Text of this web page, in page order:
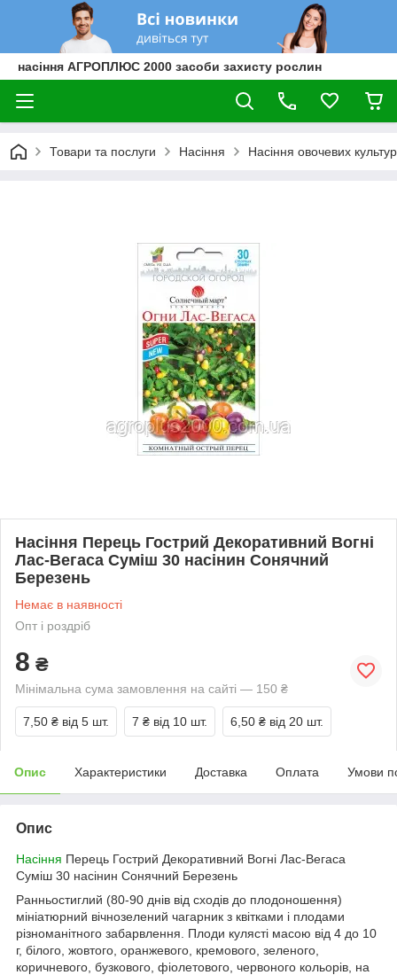
насіння АГРОПЛЮС 2000 засоби захисту рослин
Товари та послуги Насіння Насіння овочевих культур
Насіння Перець Гострий Декоративний Вогні
Лас-Вегаса Суміш 30 насінин Сонячний
Березень
Немає в наявності
Опт і роздріб
8 ₴
Мінімальна сума замовлення на сайті — 150 ₴
7,50 ₴ від 5 шт. 7 ₴ від 10 шт. 6,50 ₴ від 20 шт.
Опис Характеристики Доставка Оплата Умови
Опис
Насіння Перець Гострий Декоративний Вогні Лас-Вегаса
Суміш 30 насінин Сонячний Березень
Ранньостиглий (80-90 днів від сходів до плодоношення)
мініатюрний вічнозелений чагарник з квітками і плодами
різноманітного забарвлення. Плоди кулясті масою від 4 до 10
г, білого, жовтого, оранжевого, кремового, зеленого,
коричневого, бузкового, фіолетового, червоного кольорів, на